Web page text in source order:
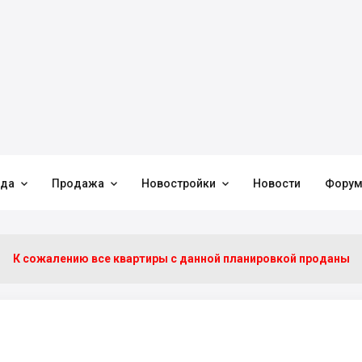
 Продажа  Новостройки  Новости Форум
К сожалению все квартиры c данной планировкой проданы